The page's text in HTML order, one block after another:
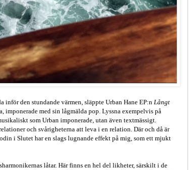
inför den stundande värmen, släppte Urban Hane EP:n Långt
imponerade med sin lågmälda pop. Lyssna exempelvis på
som Urban imponerade, utan även textmässigt.
och svårigheterna att leva i en relation. Där och då är
i Slutet har en slags lugnande effekt på mig, som ett mjukt
låtar. Här finns en hel del likheter, särskilt i de